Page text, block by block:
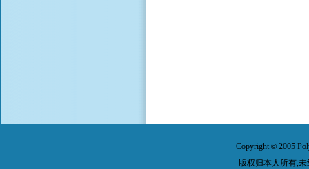
Copyright© 2005
版权归本人所有,